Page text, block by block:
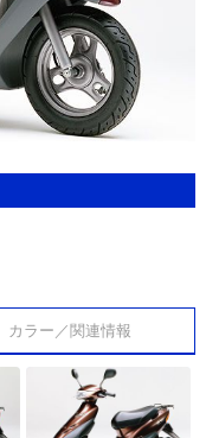
カラー／関連情報